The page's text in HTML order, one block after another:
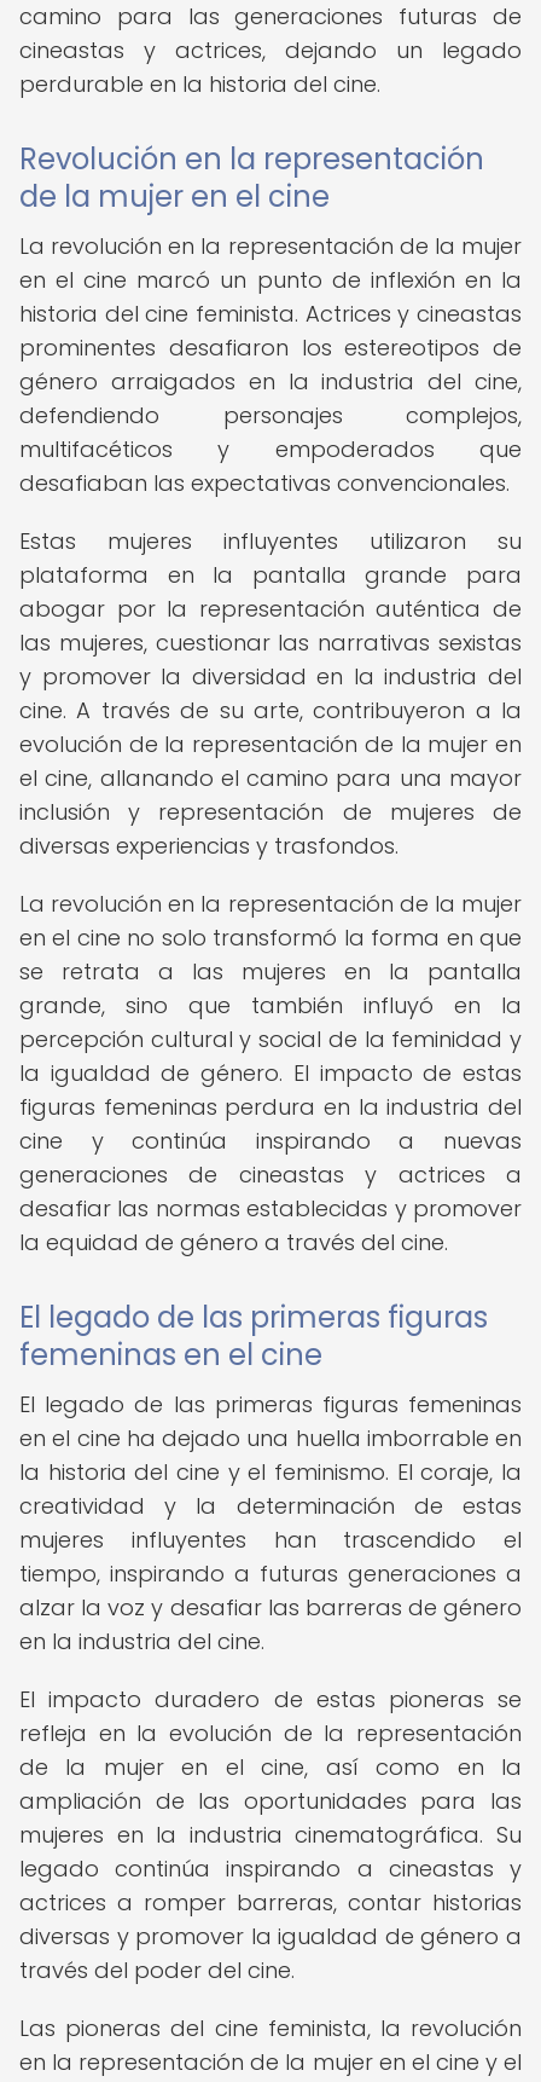
camino para las generaciones futuras de
cineastas y actrices, dejando un legado
perdurable en la historia del cine.
Revolución en la representación
de la mujer en el cine
La revolución en la representación de la mujer
en el cine marcó un punto de inflexión en la
historia del cine feminista. Actrices y cineastas
prominentes desafiaron los estereotipos de
género arraigados en la industria del cine,
defendiendo personajes complejos,
multifacéticos y empoderados que
desafiaban las expectativas convencionales.
Estas mujeres influyentes utilizaron su
plataforma en la pantalla grande para
abogar por la representación auténtica de
las mujeres, cuestionar las narrativas sexistas
y promover la diversidad en la industria del
cine. A través de su arte, contribuyeron a la
evolución de la representación de la mujer en
el cine, allanando el camino para una mayor
inclusión y representación de mujeres de
diversas experiencias y trasfondos.
La revolución en la representación de la mujer
en el cine no solo transformó la forma en que
se retrata a las mujeres en la pantalla
grande, sino que también influyó en la
percepción cultural y social de la feminidad y
la igualdad de género. El impacto de estas
figuras femeninas perdura en la industria del
cine y continúa inspirando a nuevas
generaciones de cineastas y actrices a
desafiar las normas establecidas y promover
la equidad de género a través del cine.
El legado de las primeras figuras
femeninas en el cine
El legado de las primeras figuras femeninas
en el cine ha dejado una huella imborrable en
la historia del cine y el feminismo. El coraje, la
creatividad y la determinación de estas
mujeres influyentes han trascendido el
tiempo, inspirando a futuras generaciones a
alzar la voz y desafiar las barreras de género
en la industria del cine.
El impacto duradero de estas pioneras se
refleja en la evolución de la representación
de la mujer en el cine, así como en la
ampliación de las oportunidades para las
mujeres en la industria cinematográfica. Su
legado continúa inspirando a cineastas y
actrices a romper barreras, contar historias
diversas y promover la igualdad de género a
través del poder del cine.
Las pioneras del cine feminista, la revolución
en la representación de la mujer en el cine y el